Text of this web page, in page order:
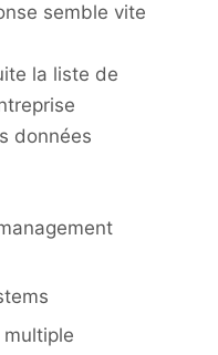
semble vite
la liste de
données